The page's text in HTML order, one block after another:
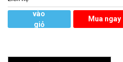
vào
giỏ
Mua ngay